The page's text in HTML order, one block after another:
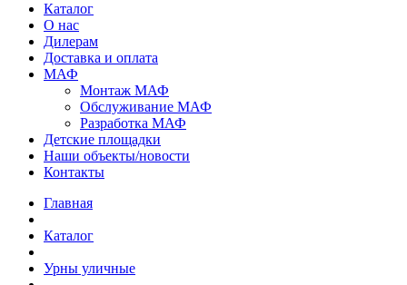
Каталог
О нас
Дилерам
Доставка и оплата
МАФ
Монтаж МАФ
Обслуживание МАФ
Разработка МАФ
Детские площадки
Наши объекты/новости
Контакты
Главная
Каталог
Урны уличные